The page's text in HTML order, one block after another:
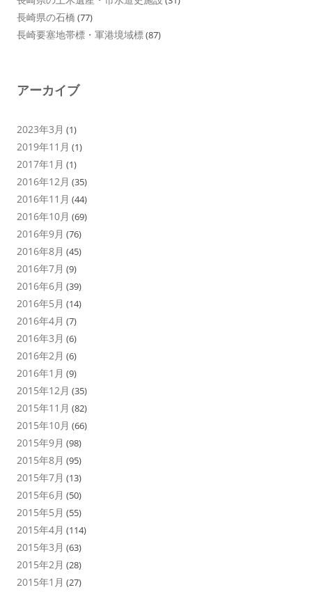
長崎県の石橋 (77)
長崎要塞地帯標・軍港境域標(87)
アーカイブ
2023年3月 (1)
2019年11月 (1)
2017年1月 (1)
2016年12月 (35)
2016年11月 (44)
2016年10月 (69)
2016年9月 (76)
2016年8月 (45)
2016年7月 (9)
2016年6月 (39)
2016年5月 (14)
2016年4月 (7)
2016年3月 (6)
2016年2月 (6)
2016年1月 (9)
2015年12月 (35)
2015年11月 (82)
2015年10月 (66)
2015年9月 (98)
2015年8月 (95)
2015年7月 (13)
2015年6月 (50)
2015年5月 (55)
2015年4月 (114)
2015年3月 (63)
2015年2月 (28)
2015年1月 (27)